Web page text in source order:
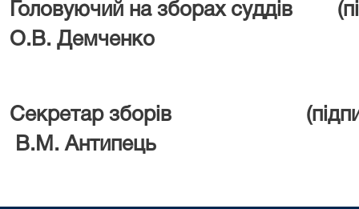
Головуючий на
О.В. Демченко
Секретар
В.М. Антипець